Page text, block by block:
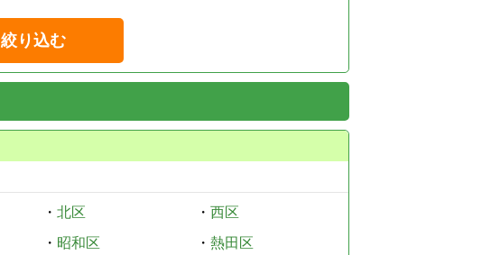
絞り込む
・ 北区 ・ 西区
・ 昭和区 ・ 熱田区